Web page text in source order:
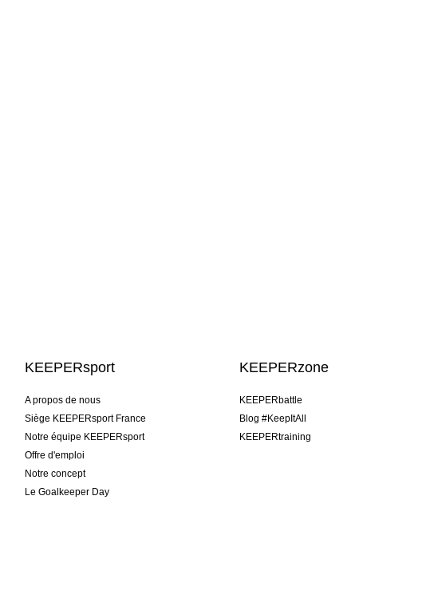
KEEPERsport
A propos de nous
Siège KEEPERsport France
Notre équipe KEEPERsport
Offre d'emploi
Notre concept
Le Goalkeeper Day
KEEPERzone
KEEPERbattle
Blog #KeepItAll
KEEPERtraining